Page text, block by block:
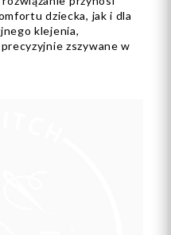
dziecka, jak i dla
klejenia,
zszywane w